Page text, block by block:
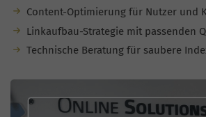
Content-Optimierung für Nutzer und
Linkaufbau-Strategie mit passenden
Technische Beratung für saubere